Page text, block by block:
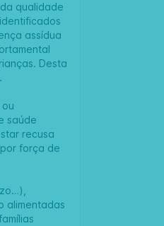
qualidade
assídua
Desta
saúde
recusa
força de
alimentadas